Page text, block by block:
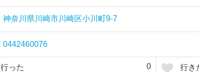
神奈川県川崎市川崎区小川町9-7
0442460076
行った 0 行き